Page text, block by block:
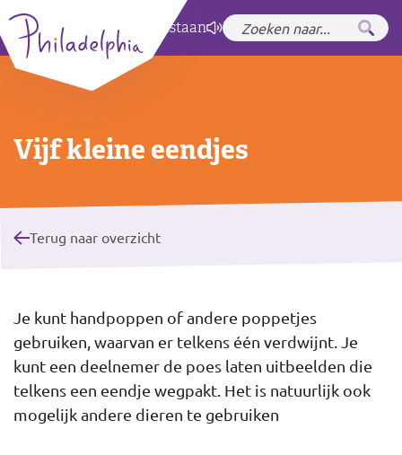
Zet hoog contrastaan
Vijf kleine eendjes
Terug naar overzicht
Je kunt handpoppen of andere poppetjes
gebruiken, waarvan er telkens één verdwijnt. Je
kunt een deelnemer de poes laten uitbeelden die
telkens een eendje wegpakt. Het is natuurlijk ook
mogelijk andere dieren te gebruiken